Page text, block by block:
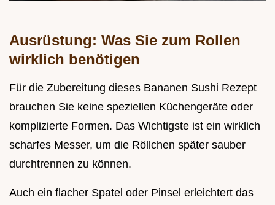
Ausrüstung: Was Sie zum Rollen
wirklich benötigen
Für die Zubereitung dieses Bananen Sushi Rezept
brauchen Sie keine speziellen Küchengeräte oder
komplizierte Formen. Das Wichtigste ist ein wirklich
scharfes Messer, um die Röllchen später sauber
durchtrennen zu können.
Auch ein flacher Spatel oder Pinsel erleichtert das